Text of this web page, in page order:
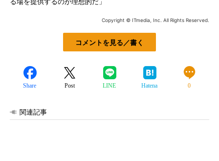
Copyright © ITmedia, Inc. All Rights Reserved.
コメントを見る／書く
Share Post LINE Hatena 0
関連記事